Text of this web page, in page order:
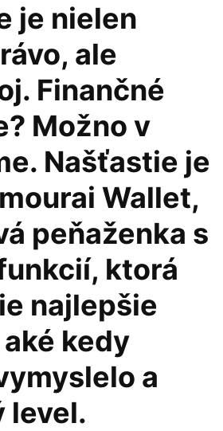
je nielen
ale
Finančné
Možno v
Našťastie je
Wallet,
peňaženka s
ktorá
najlepšie
kedy
a
level.